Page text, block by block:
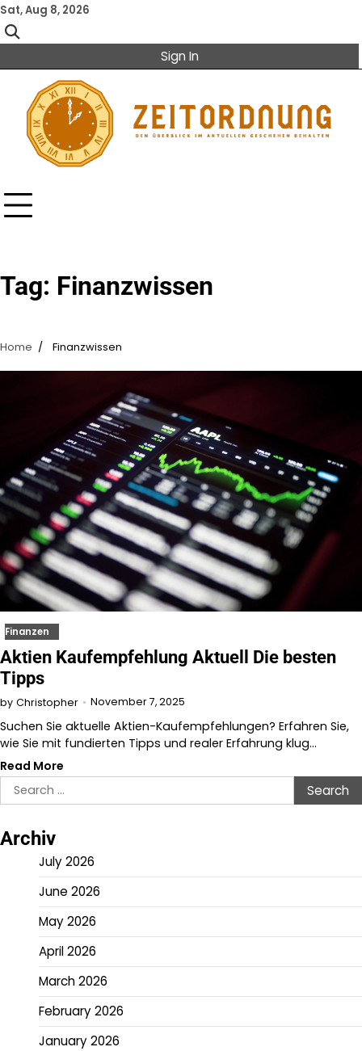
Skip
to
content
Sat, Aug 8, 2026
Sign In
Tag: Finanzwissen
Home Finanzwissen
Finanzen
Aktien Kaufempfehlung Aktuell Die besten
Tipps
by Christopher November 7, 2025
Suchen Sie aktuelle Aktien-Kaufempfehlungen? Erfahren Sie,
wie Sie mit fundierten Tipps und realer Erfahrung klug…
Read More
Search
for:
Archiv
July 2026
June 2026
May 2026
April 2026
March 2026
February 2026
January 2026